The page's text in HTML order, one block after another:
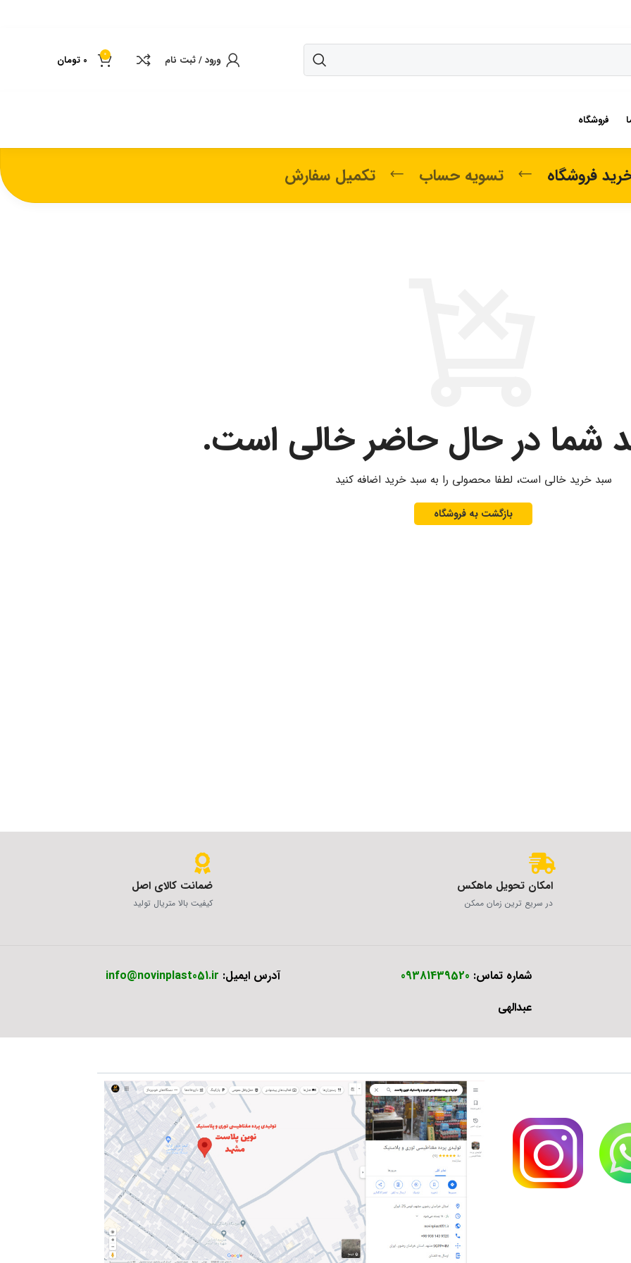
ورود / ثبت نام 0
0 تومان
فروشگاه
فروشگاه تسویه حساب تکمیل سفارش
شما در حال حاضر خالی است.
سبد خرید خالی است، لطفا محصولی را به سبد خرید اضافه کنید
بازگشت به فروشگاه
امکان تحویل ماهکس
در سریع ترین زمان ممکن
ضمانت کالای اصل
کیفیت بالا متریال تولید
شماره تماس: 09381439520
عبدالهی
آدرس ایمیل: info@novinplast051.ir